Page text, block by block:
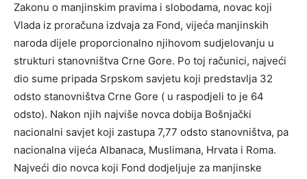
Zakonu o manjinskim pravima i slobodama, novac koji
Vlada iz proračuna izdvaja za Fond, vijeća manjinskih
naroda dijele proporcionalno njihovom sudjelovanju u
strukturi stanovništva Crne Gore. Po toj računici, najveći
dio sume pripada Srpskom savjetu koji predstavlja 32
odsto stanovništva Crne Gore ( u raspodjeli to je 64
odsto). Nakon njih najviše novca dobija Bošnjački
nacionalni savjet koji zastupa 7,77 odsto stanovništva, pa
nacionalna vijeća Albanaca, Muslimana, Hrvata i Roma.
Najveći dio novca koji Fond dodjeljuje za manjinske